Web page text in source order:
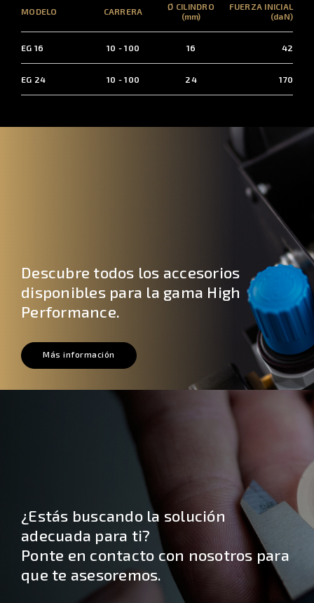
MODELO CARRERA
Ø CILINDRO
(mm)
FUERZA INICIAL
(daN)
EG 16 10 - 100 16 42
EG 24 10 - 100 24 170
Descubre todos los accesorios
disponibles para la gama High
Performance.
Más información
¿Estás buscando la solución
adecuada para ti?
Ponte en contacto con nosotros para
que te asesoremos.